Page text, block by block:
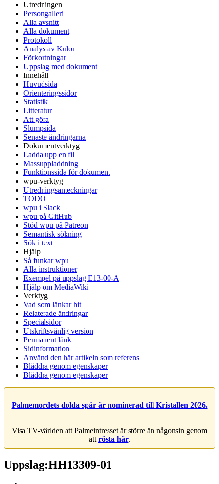
Utredningen
Persongalleri
Alla avsnitt
Alla dokument
Protokoll
Analys av Kulor
Förkortningar
Uppslag med dokument
Innehåll
Huvudsida
Orienteringssidor
Statistik
Litteratur
Att göra
Slumpsida
Senaste ändringarna
Dokumentverktyg
Ladda upp en fil
Massuppladdning
Funktionssida för dokument
wpu-verktyg
Utredningsanteckningar
TODO
wpu i Slack
wpu på GitHub
Stöd wpu på Patreon
Semantisk sökning
Sök i text
Hjälp
Så funkar wpu
Alla instruktioner
Exempel på uppslag E13-00-A
Hjälp om MediaWiki
Verktyg
Vad som länkar hit
Relaterade ändringar
Specialsidor
Utskriftsvänlig version
Permanent länk
Sidinformation
Använd den här artikeln som referens
Bläddra genom egenskaper
Bläddra genom egenskaper
Palmemordets dolda spår är nominerad till Kristallen 2026.
Visa TV-världen att Palmeintresset är större än någonsin genom
att rösta här.
Uppslag:HH13309-01